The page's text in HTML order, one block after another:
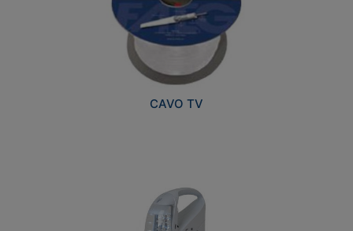
CAVO TV